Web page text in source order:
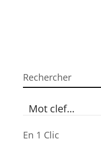
Rechercher
En 1 Clic